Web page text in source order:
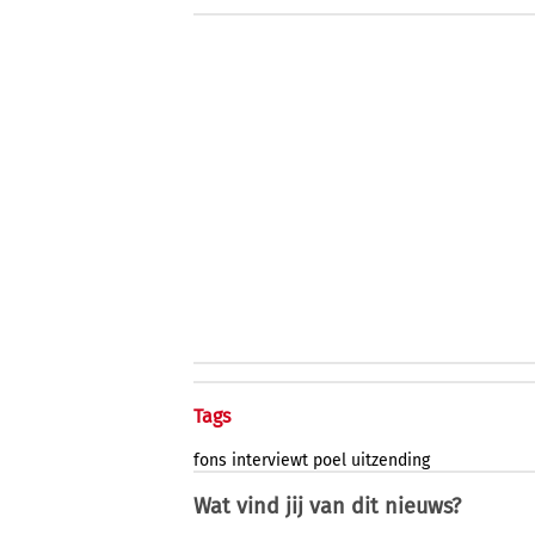
Tags
fons interviewt poel uitzending
Wat vind jij van dit nieuws?